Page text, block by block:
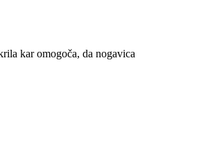
kar omogoča, da nogavica